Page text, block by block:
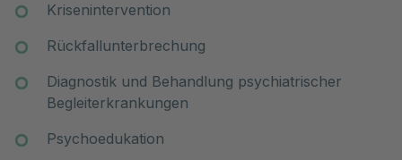
Krisenintervention
Rückfallunterbrechung
Diagnostik und Behandlung psychiatrischer
Begleiterkrankungen
Psychoedukation